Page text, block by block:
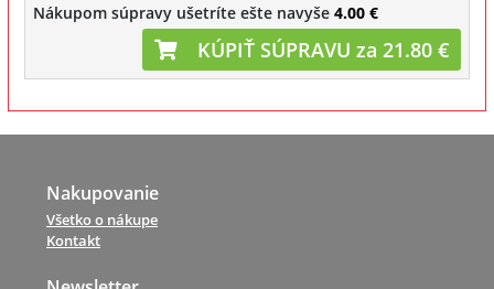
Nákupom súpravy ušetríte ešte navyše 4.00 €
KÚPIŤ SÚPRAVU za 21.80 €
Nakupovanie
Všetko o nákupe
Kontakt